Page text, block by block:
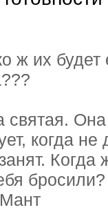
ж их
святая.
когда
Когда